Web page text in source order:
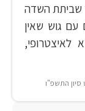
שביתת השדה
גוש שאין